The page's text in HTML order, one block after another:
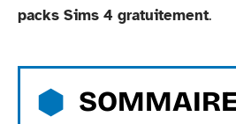
packs Sims 4 gratuitement.